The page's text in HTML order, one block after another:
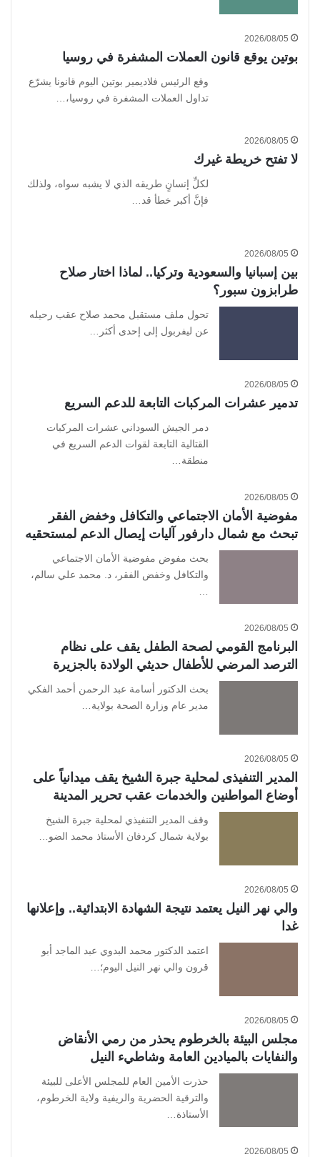
2026/08/05
بوتين يوقع قانون العملات المشفرة في روسيا
وقع الرئيس فلاديمير بوتين اليوم قانونا يشرّع
تداول العملات المشفرة في روسيا،…
2026/08/05
لا تفتح خريطة غيرك
لكلِّ إنسانٍ طريقه الذي لا يشبه سواه، ولذلك
فإنَّ أكبر خطأ قد…
2026/08/05
بين إسبانيا والسعودية وتركيا.. لماذا اختار صلاح
طرابزون سبور؟
تحول ملف مستقبل محمد صلاح عقب رحيله
عن ليفربول إلى إحدى أكثر…
2026/08/05
تدمير عشرات المركبات التابعة للدعم السريع
​دمر الجيش السوداني عشرات المركبات
القتالية التابعة لقوات الدعم السريع في
منطقة…
2026/08/05
مفوضية الأمان الاجتماعي والتكافل وخفض الفقر
تبحث مع شمال دارفور آليات إيصال الدعم لمستحقيه
بحث مفوض مفوضية الأمان الاجتماعي
والتكافل وخفض الفقر، د. محمد علي سالم،
2026/08/05
البرنامج القومي لصحة الطفل يقف على نظام
الترصد المرضي للأطفال حديثي الولادة بالجزيرة
بحث الدكتور أسامة عبد الرحمن أحمد الفكي
مدير عام وزارة الصحة بولاية…
2026/08/05
المدير التنفيذى لمحلية جبرة الشيخ يقف ميدانياً على
أوضاع المواطنين والخدمات عقب تحرير المدينة
وقف المدير التنفيذي لمحلية جبرة الشيخ
بولاية شمال كردفان الأستاذ محمد الضو…
2026/08/05
والي نهر النيل يعتمد نتيجة الشهادة الابتدائية.. وإعلانها
غدا
اعتمد الدكتور محمد البدوي عبد الماجد أبو
قرون والي نهر النيل اليوم؛…
2026/08/05
مجلس البيئة بالخرطوم يحذر من رمي الأنقاض
والنفايات بالميادين العامة وشاطيء النيل
حذرت الأمين العام للمجلس الأعلى للبيئة
والترقية الحضرية والريفية ولاية الخرطوم،
الأستاذة…
2026/08/05